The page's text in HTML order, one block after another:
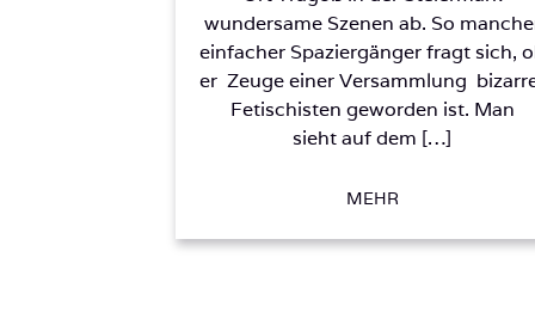
wundersame Szenen ab. So
einfacher Spaziergänger fragt sich,
er Zeuge einer Versammlung
Fetischisten geworden ist. Man
sieht auf dem […]
MEHR